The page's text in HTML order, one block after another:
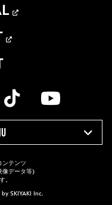
ンテンツ
像データ等)
。
by SKIYAKI Inc.